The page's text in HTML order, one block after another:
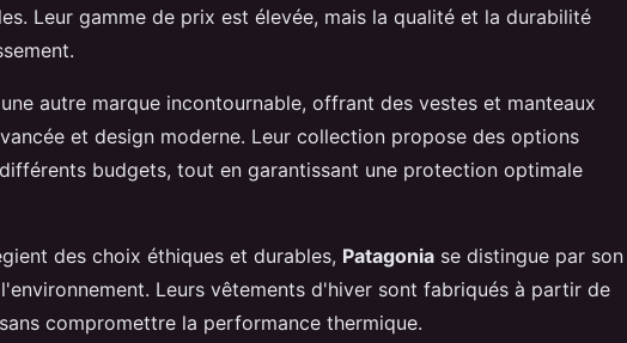
Leur gamme de prix est élevée, mais la qualité et la durabilité
autre marque incontournable, offrant des vestes et manteaux
et design moderne. Leur collection propose des options
budgets, tout en garantissant une protection optimale
des choix éthiques et durables, Patagonia se distingue par son
Leurs vêtements d'hiver sont fabriqués à partir de
compromettre la performance thermique.